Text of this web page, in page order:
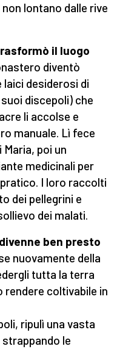
lontano dalle rive
il luogo
diventò
laici desiderosi di
discepoli) che
li accolse e
manuale. Lì fece
poi un
medicinali per
I loro raccolti
dei pellegrini e
dei malati.
ben presto
nuovamente della
tutta la terra
rendere coltivabile in
ripulì una vasta
le